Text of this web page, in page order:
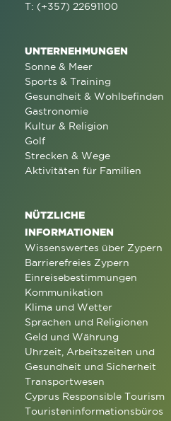
T: (+357) 22691100
UNTERNEHMUNGEN
Sonne & Meer
Sports & Training
Gesundheit & Wohlbefinden
Gastronomie
Kultur & Religion
Golf
Strecken & Wege
Aktivitäten für Familien
NÜTZLICHE
INFORMATIONEN
Wissenswertes über Zypern
Barrierefreies Zypern
Einreisebestimmungen
Kommunikation
Klima und Wetter
Sprachen und Religionen
Geld und Währung
Uhrzeit, Arbeitszeiten und
Gesundheit und Sicherheit
Transportwesen
Cyprus Responsible Tourism
Touristeninformationsbüros